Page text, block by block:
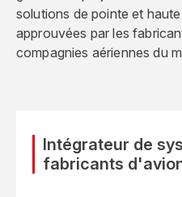
solutions de pointe et
approuvées par les
compagnies aériennes du
Intégrateur de
fabricants